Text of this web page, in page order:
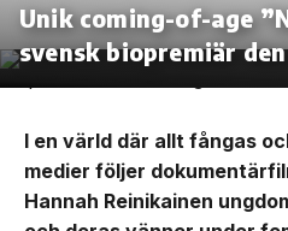
Unik coming-of-age
svensk biopremiär
I en värld där allt fångas
medier följer
Hannah Reinikainen